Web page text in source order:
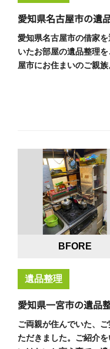
愛知県名古屋市の遺
愛知県名古屋市の借家
いたお部屋の遺品整理
屋市にお住まいのご親
BFORE
遺品整理
愛知県一宮市の遺品
ご両親が住んでいた、
ただきました。ご紹介